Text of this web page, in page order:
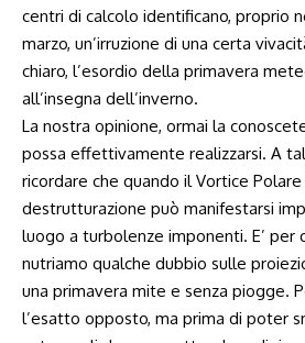
centri di calcolo identificano, proprio
marzo, un’irruzione di una certa
chiaro, l’esordio della primavera
all’insegna dell’inverno.
La nostra opinione, ormai la
possa effettivamente realizzarsi. A
ricordare che quando il Vortice
destrutturazione può manifestarsi
luogo a turbolenze imponenti. E’ per
nutriamo qualche dubbio sulle
una primavera mite e senza piogge.
l’esatto opposto, ma prima di poter